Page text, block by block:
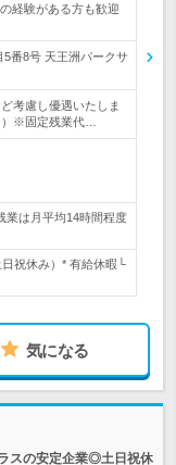
経験がある方も歓迎
5番8号 天王洲パークサ
考慮し優遇いたしま
※固定残業代…
業は月平均14時間程度
祝休み）* 有給休暇└
気になる
スの安定企業◎土日祝休